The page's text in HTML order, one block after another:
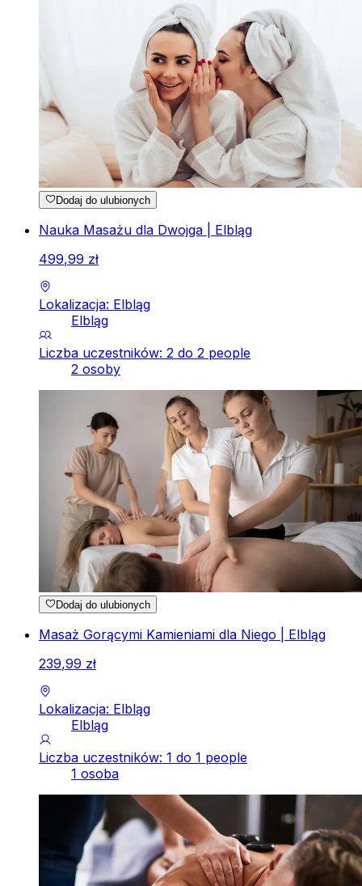
Dodaj do ulubionych
Nauka Masażu dla Dwojga | Elbląg
499,99 zł
Lokalizacja: Elbląg
Elbląg
Liczba uczestników: 2 do 2 people
2 osoby
Dodaj do ulubionych
Masaż Gorącymi Kamieniami dla Niego | Elbląg
239,99 zł
Lokalizacja: Elbląg
Elbląg
Liczba uczestników: 1 do 1 people
1 osoba